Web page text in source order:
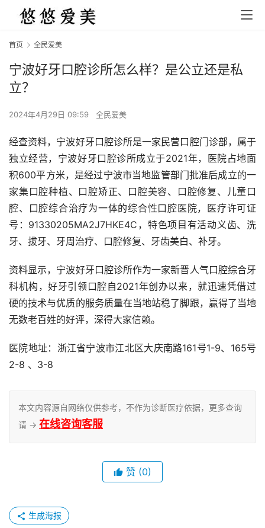
首页 全民爱美
宁波好牙口腔诊所怎么样？是公立还是私
立？
2024年4月29日 09:59 全民爱美
经查资料，宁波好牙口腔诊所是一家民营口腔门诊部，属于
独立经营，宁波好牙口腔诊所成立于2021年，医院占地面
积600平方米，是经过宁波市当地监管部门批准后成立的一
家集口腔种植、口腔矫正、口腔美容、口腔修复、儿童口
腔、口腔综合治疗为一体的综合性口腔医院，医疗许可证
号：91330205MA2J7HKE4C，特色项目有活动义齿、洗
牙、拔牙、牙周治疗、口腔修复、牙齿美白、补牙。
资料显示，宁波好牙口腔诊所作为一家新晋人气口腔综合牙
科机构，好牙引领口腔自2021年创办以来，就迅速凭借过
硬的技术与优质的服务质量在当地站稳了脚跟，赢得了当地
无数老百姓的好评，深得大家信赖。
医院地址：浙江省宁波市江北区大庆南路161号1-9、165号
2-8 、3-8
本文内容源自网络仅供参考，不作为诊断医疗依据，更多查询
请 → 在线咨询客服
赞 (0)
生成海报